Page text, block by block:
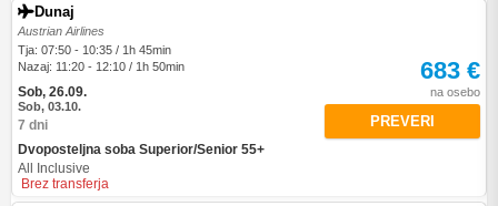
Dunaj
Austrian Airlines
Tja: 07:50 - 10:35 / 1h 45min
Nazaj: 11:20 - 12:10 / 1h 50min
Sob, 26.09.
Sob, 03.10.
7 dni
Dvoposteljna soba Superior/Senior 55+
All Inclusive
Brez transferja
683 €
na osebo
PREVERI